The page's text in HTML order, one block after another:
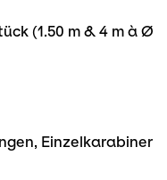
(1.50 m & 4 m à Ø
Einzelkarabiner